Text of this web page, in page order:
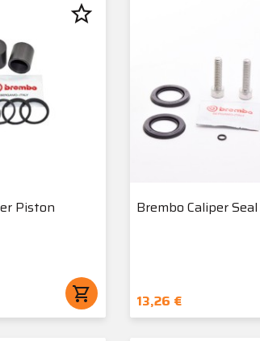
Piston
shopping_cart
star_border
Brembo Caliper Seal
13,26 €